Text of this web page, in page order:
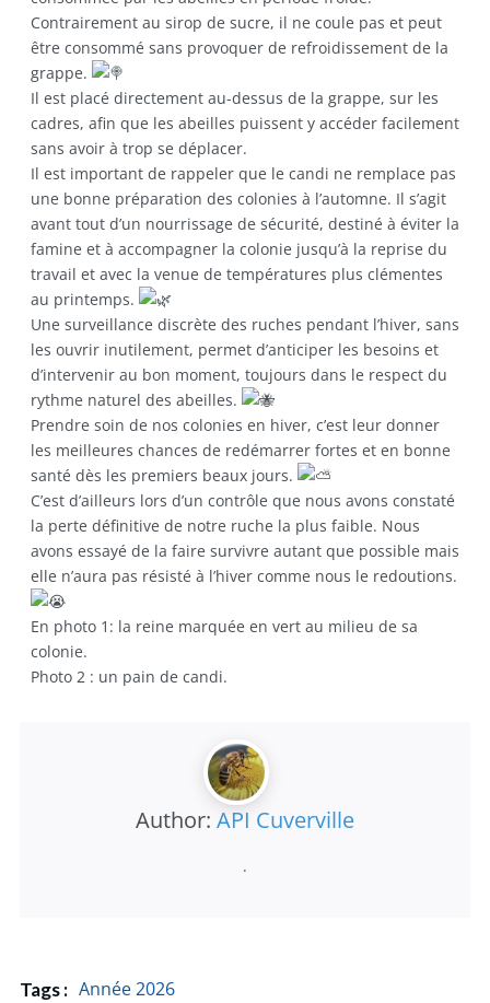
Contrairement au sirop de sucre, il ne coule pas et peut
être consommé sans provoquer de refroidissement de la
grappe.
Il est placé directement au-dessus de la grappe, sur les
cadres, afin que les abeilles puissent y accéder facilement
sans avoir à trop se déplacer.
Il est important de rappeler que le candi ne remplace pas
une bonne préparation des colonies à l’automne. Il s’agit
avant tout d’un nourrissage de sécurité, destiné à éviter la
famine et à accompagner la colonie jusqu’à la reprise du
travail et avec la venue de températures plus clémentes
au printemps.
Une surveillance discrète des ruches pendant l’hiver, sans
les ouvrir inutilement, permet d’anticiper les besoins et
d’intervenir au bon moment, toujours dans le respect du
rythme naturel des abeilles.
Prendre soin de nos colonies en hiver, c’est leur donner
les meilleures chances de redémarrer fortes et en bonne
santé dès les premiers beaux jours.
C’est d’ailleurs lors d’un contrôle que nous avons constaté
la perte définitive de notre ruche la plus faible. Nous
avons essayé de la faire survivre autant que possible mais
elle n’aura pas résisté à l’hiver comme nous le redoutions.
En photo 1: la reine marquée en vert au milieu de sa
colonie.
Photo 2 : un pain de candi.
Author: API Cuverville
.
Tags : Année 2026